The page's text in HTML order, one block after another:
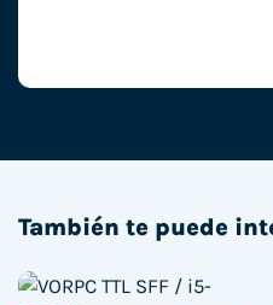
También te puede